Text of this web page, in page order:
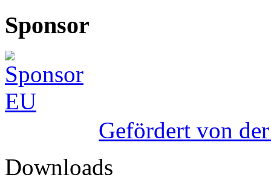
Sponsor
Gefördert von
Downloads